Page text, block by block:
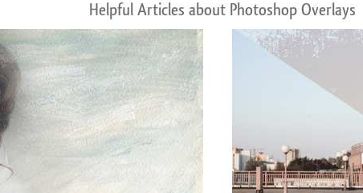
Helpful Articles about Photoshop Overlays